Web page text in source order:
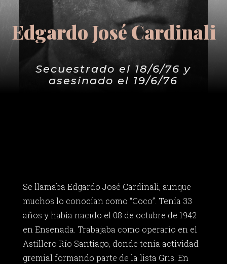
Edgardo José Cardinali
Secuestrado el 18/6/76 y
asesinado el 19/6/76
Se llamaba Edgardo José Cardinali, aunque
muchos lo conocían como “Coco”. Tenía 33
años y había nacido el 08 de octubre de 1942
en Ensenada. Trabajaba como operario en el
Astillero Río Santiago, donde tenía actividad
gremial formando parte de la lista Gris. En